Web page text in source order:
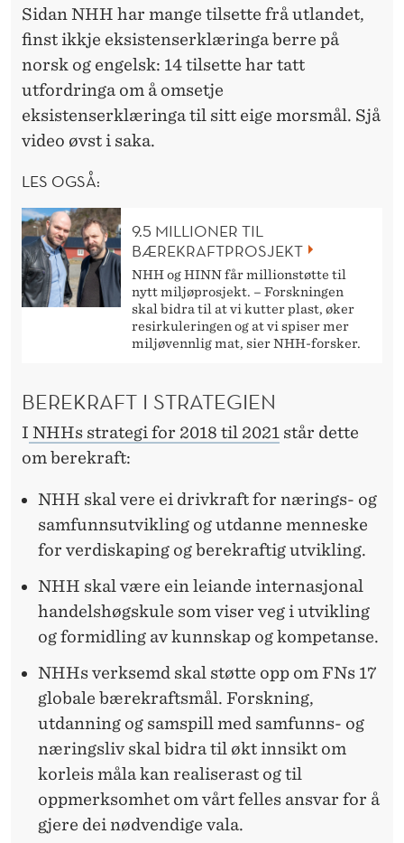
Sidan NHH har mange tilsette frå utlandet,
finst ikkje eksistenserklæringa berre på
norsk og engelsk: 14 tilsette har tatt
utfordringa om å omsetje
eksistenserklæringa til sitt eige morsmål. Sjå
video øvst i saka.
LES OGSÅ:
9.5 MILLIONER TIL
BÆREKRAFTPROSJEKT
NHH og HINN får millionstøtte til
nytt miljøprosjekt. – Forskningen
skal bidra til at vi kutter plast, øker
resirkuleringen og at vi spiser mer
miljøvennlig mat, sier NHH-forsker.
BEREKRAFT I STRATEGIEN
I NHHs strategi for 2018 til 2021 står dette
om berekraft:
NHH skal vere ei drivkraft for nærings- og
samfunnsutvikling og utdanne menneske
for verdiskaping og berekraftig utvikling.
NHH skal være ein leiande internasjonal
handelshøgskule som viser veg i utvikling
og formidling av kunnskap og kompetanse.
NHHs verksemd skal støtte opp om FNs 17
globale bærekraftsmål. Forskning,
utdanning og samspill med samfunns- og
næringsliv skal bidra til økt innsikt om
korleis måla kan realiserast og til
oppmerksomhet om vårt felles ansvar for å
gjere dei nødvendige vala.